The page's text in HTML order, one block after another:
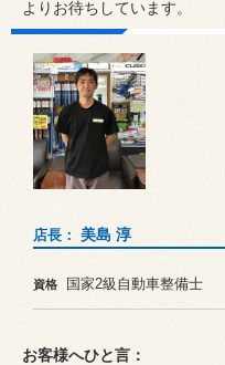
よりお待ちしています。
店長： 美島 淳
資格 国家2級自動車整備士
お客様へひと言：